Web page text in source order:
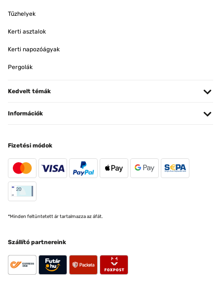
Tűzhelyek
Kerti asztalok
Kerti napozóágyak
Pergolák
Kedvelt témák
Információk
Fizetési módok
*Minden feltüntetett ár tartalmazza az áfát.
Szállító partnereink